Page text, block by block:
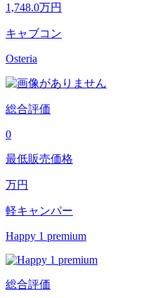
1,748.0万円
キャブコン
Osteria
総合評価
0
最低販売価格
万円
軽キャンパー
Happy 1 premium
総合評価